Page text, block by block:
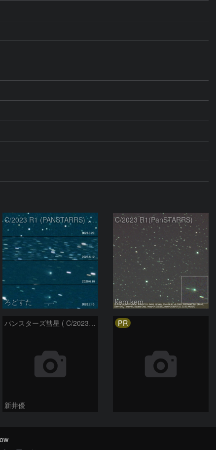
C/2023 R1 (PANSTARRS) の変化
ろどすた
C/2023 R1(PanSTARRS)
kem.kem
パンスターズ彗星 ( C/2023R1 ) ：2026/05/20
新井優
PR